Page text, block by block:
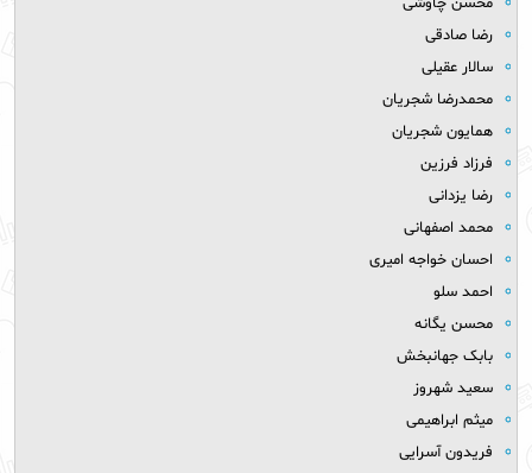
رضا صادقی
سالار عقیلی
محمدرضا شجریان
همایون شجریان
فرزاد فرزین
رضا یزدانی
محمد اصفهانی
احسان خواجه امیری
احمد سلو
محسن یگانه
بابک جهانبخش
سعید شهروز
میثم ابراهیمی
فریدون آسرایی